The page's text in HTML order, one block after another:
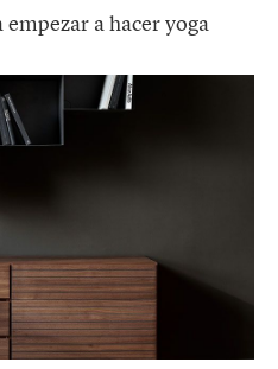
a hacer yoga